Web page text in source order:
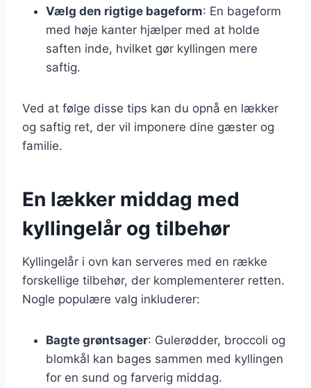
Vælg den rigtige bageform: En bageform
med høje kanter hjælper med at holde
saften inde, hvilket gør kyllingen mere
saftig.
Ved at følge disse tips kan du opnå en lækker
og saftig ret, der vil imponere dine gæster og
familie.
En lækker middag med
kyllingelår og tilbehør
Kyllingelår i ovn kan serveres med en række
forskellige tilbehør, der komplementerer retten.
Nogle populære valg inkluderer:
Bagte grøntsager: Gulerødder, broccoli og
blomkål kan bages sammen med kyllingen
for en sund og farverig middag.